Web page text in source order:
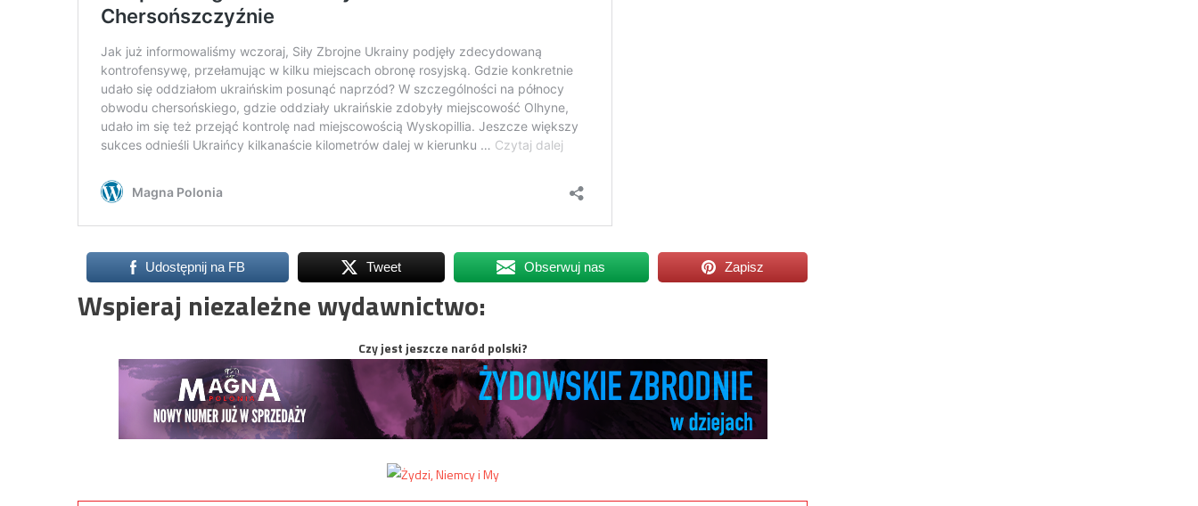
Udostępnij na FB Tweet Obserwuj nas Zapisz
Wspieraj niezależne wydawnictwo:
Czy jest jeszcze naród polski?